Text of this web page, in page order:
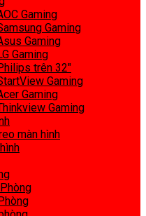
Gaming
Gaming
Gaming
Gaming
trên 32″
Gaming
Gaming
Gaming
màn hình